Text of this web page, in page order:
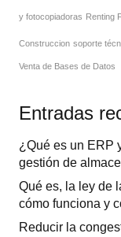
y fotocopiadoras Renting
Construccion soporte
Venta de Bases de Datos
Entradas
¿Qué es un ERP
gestión de
Qué es, la ley de
cómo funciona y
Reducir la